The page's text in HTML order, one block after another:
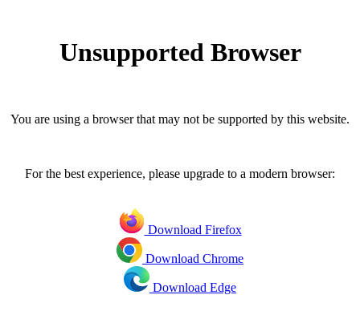
Unsupported Browser
You are using a browser that may not be supported by this website.
For the best experience, please upgrade to a modern browser:
Download Firefox
Download Chrome
Download Edge